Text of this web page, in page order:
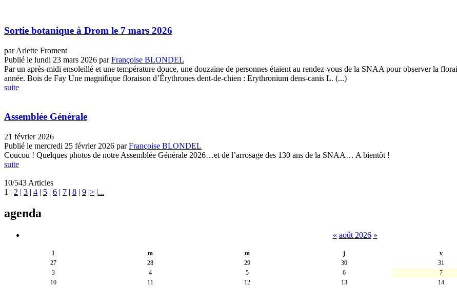
Sortie botanique à Drom le 7 mars 2026
par Arlette Froment
Publié le lundi 23 mars 2026 parFrançoise BLONDEL
Par un après-midi ensoleillé et une température douce, une douzaine de personnes étaient au rendez-vous de la SNAA pour observer la
année. Bois de Fay Une magnifique floraison d’Érythrones dent-de-chien : Erythronium dens-canis L. (...)
suite
Assemblée Générale
21 février 2026
Publié le mercredi 25 février 2026 parFrançoise BLONDEL
Coucou ! Quelques photos de notre Assemblée Générale 2026…et de l’arrosage des 130 ans de la SNAA… A bientôt !
suite
10/543 Articles
1 | 2 | 3 | 4 | 5 | 6 | 7 | 8 | 9 |> |...
agenda
« août 2026 »
l m m j v
27
28 29 30 31
3
4 5 6 7
10
11 12 13 14